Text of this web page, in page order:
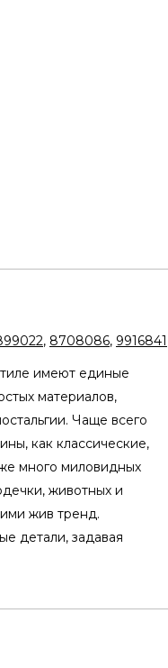
, 8708086, 9916841
имеют единые
материалов,
Чаще всего
как классические,
много миловидных
животных и
жив тренд.
детали, задавая